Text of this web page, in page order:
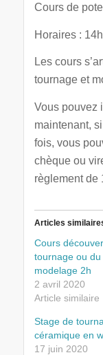
Cours de
Horaires :
Les cours
tournage et
Vous pouvez
maintenant,
fois, vous
chèque ou
règlement de
Articles
Cours
tournage ou du
modelage 2h
2 avril 2020
Article similaire
Stage de
céramique en
17 juin 2020